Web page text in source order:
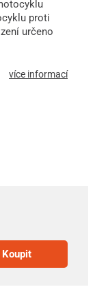
proti
určeno
více informací
Koupit